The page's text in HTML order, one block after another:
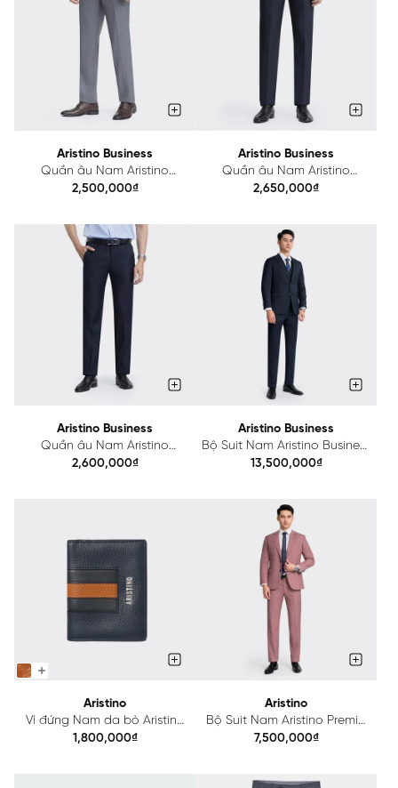
Aristino Business
Quần âu Nam Aristino
Business Wool lông cừu
2,500,000₫
Aristino Business
Quần âu Nam Aristino
Business Wool 1TR0030Z
2,650,000₫
Aristino Business
Quần âu Nam Aristino
Business Wool Lông Cừu
2,600,000₫
Aristino Business
Bộ Suit Nam Aristino Business
1SU0060Z
13,500,000₫
Aristino
Ví đứng Nam da bò Aristino
AVW0110Z
1,800,000₫
Aristino
Bộ Suit Nam Aristino Premio
ASUM010Z
7,500,000₫